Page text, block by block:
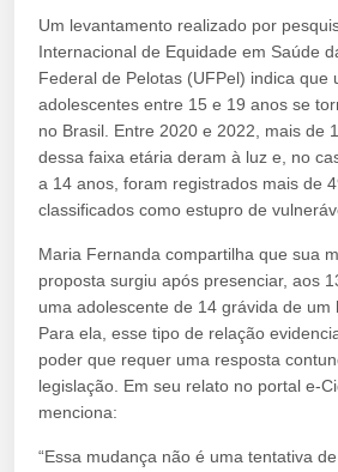
Um levantamento realizado por
Internacional de Equidade em Saúde
Federal de Pelotas (UFPel) indica que
adolescentes entre 15 e 19 anos se
no Brasil. Entre 2020 e 2022, mais de
dessa faixa etária deram à luz e, no
a 14 anos, foram registrados mais de
classificados como estupro de
Maria Fernanda compartilha que sua
proposta surgiu após presenciar, aos
uma adolescente de 14 grávida de um
Para ela, esse tipo de relação
poder que requer uma resposta
legislação. Em seu relato no portal e-
menciona:
“Essa mudança não é uma tentativa